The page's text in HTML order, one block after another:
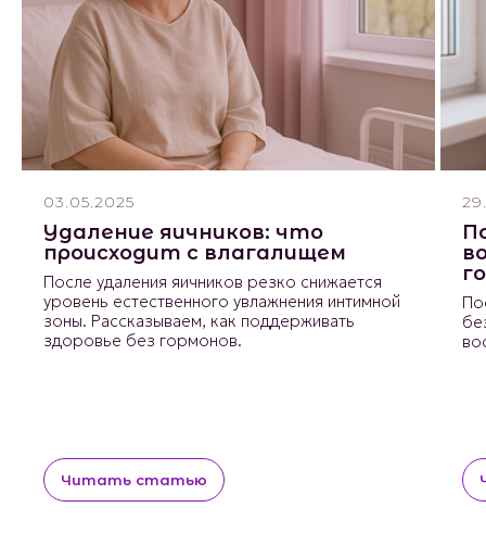
03.05.2025
Удаление яичников: что
происходит с влагалищем
После удаления яичников резко снижается
уровень естественного увлажнения интимной
зоны. Рассказываем, как поддерживать
здоровье без гормонов.
Читать статью